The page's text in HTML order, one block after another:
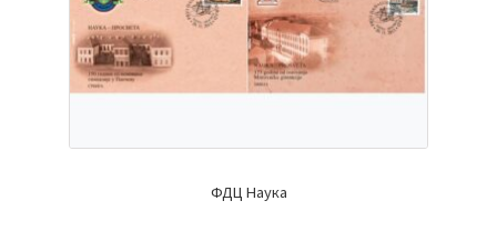
ФДЦ Наука